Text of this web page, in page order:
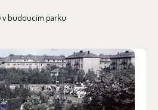
v budoucím parku